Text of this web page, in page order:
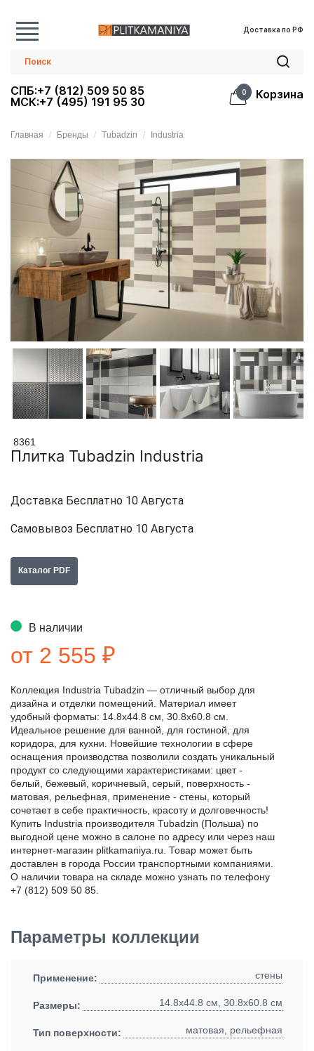
Доставка по РФ
СПБ:+7 (812) 509 50 85
МСК:+7 (495) 191 95 30
0 Корзина
Главная Бренды Tubadzin Industria
8361
Плитка Tubadzin Industria
Доставка Бесплатно 10 Августа
Самовывоз Бесплатно 10 Августа
Каталог PDF
В наличии
от 2 555 ₽
Коллекция Industria Tubadzin — отличный выбор для
дизайна и отделки помещений. Материал имеет
удобный форматы: 14.8x44.8 см, 30.8x60.8 см.
Идеальное решение для ванной, для гостиной, для
коридора, для кухни. Новейшие технологии в сфере
оснащения производства позволили создать уникальный
продукт со следующими характеристиками: цвет -
белый, бежевый, коричневый, серый, поверхность -
матовая, рельефная, применение - стены, который
сочетает в себе практичность, красоту и долговечность!
Купить Industria производителя Tubadzin (Польша) по
выгодной цене можно в салоне по адресу или через наш
интернет-магазин plitkamaniya.ru. Товар может быть
доставлен в города России транспортными компаниями.
О наличии товара на складе можно узнать по телефону
+7 (812) 509 50 85.
Параметры коллекции
Применение: стены
Размеры: 14.8x44.8 см, 30.8x60.8 см
Тип поверхности: матовая, рельефная